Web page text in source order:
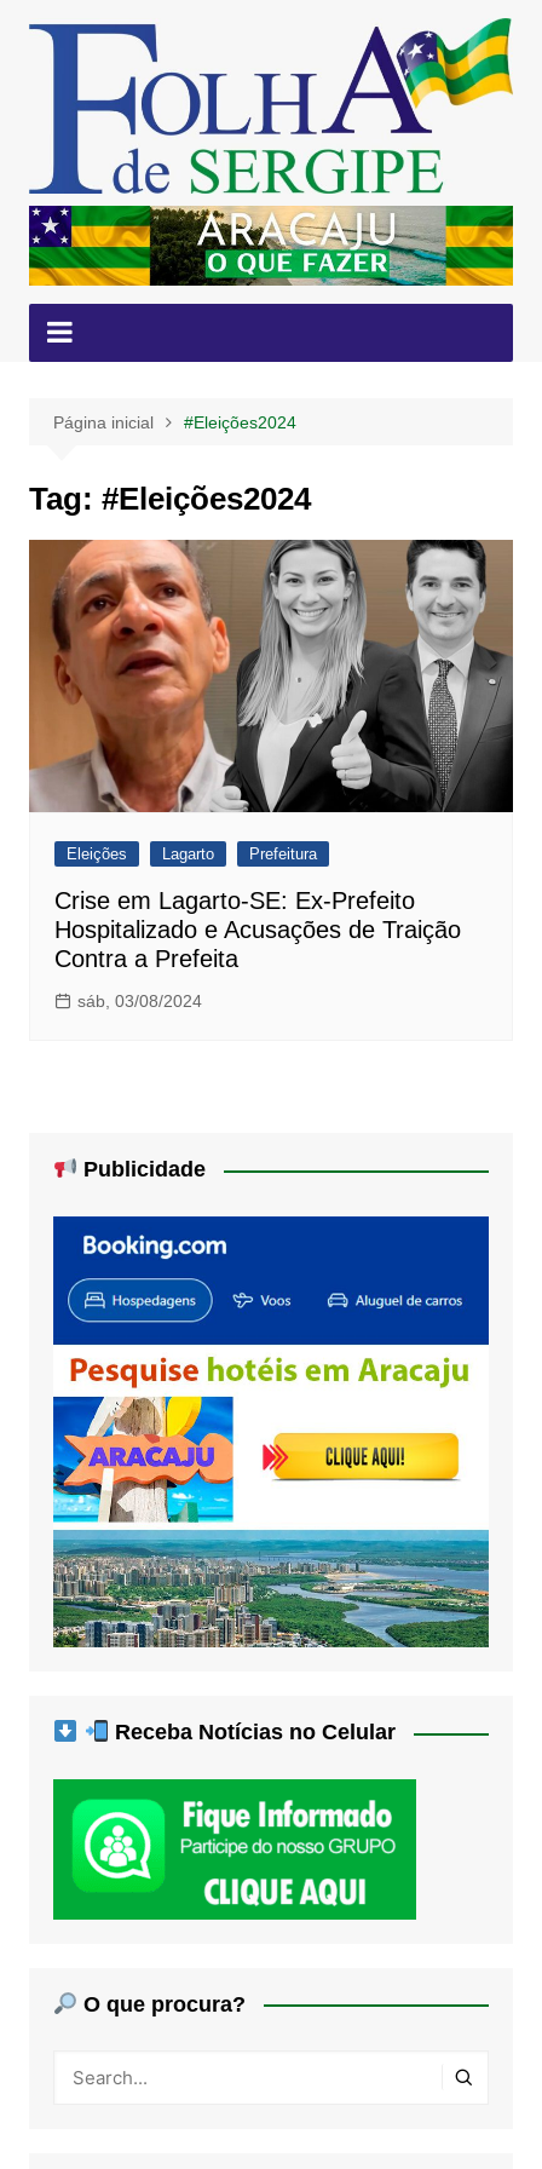
conteúdo
Página inicial #Eleições2024
Tag: #Eleições2024
Eleições Lagarto Prefeitura
Crise em Lagarto-SE: Ex-Prefeito
Hospitalizado e Acusações de Traição
Contra a Prefeita
sáb, 03/08/2024
Publicidade
Receba Notícias no Celular
O que procura?